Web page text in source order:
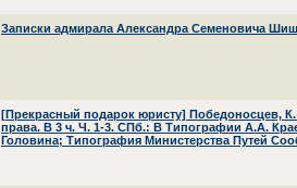
Записки адмирала Александра Семеновича
[Прекрасный подарок юристу] Победоносцев, К.
права. В 3 ч. Ч. 1-3. СПб.: В Типографии А.А.
Головина; Типография Министерства Путей